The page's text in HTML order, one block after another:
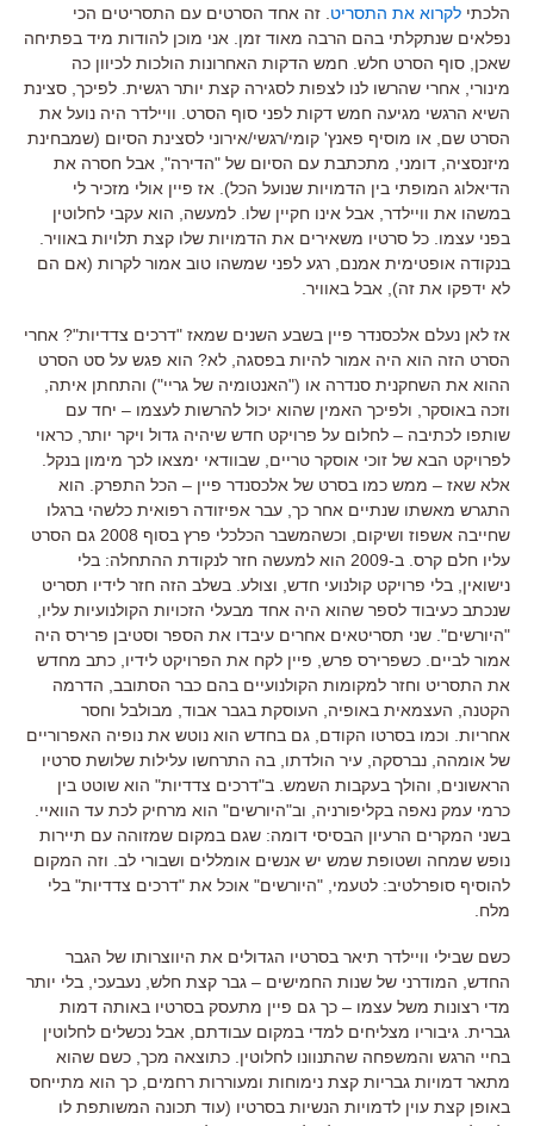
הלכתי לקרוא את התסריט. זה אחד הסרטים עם התסריטים הכי
נפלאים שנתקלתי בהם הרבה מאוד זמן. אני מוכן להודות מיד בפתיחה
שאכן, סוף הסרט חלש. חמש הדקות האחרונות הולכות לכיוון כה
מינורי, אחרי שהרשו לנו לצפות לסגירה קצת יותר רגשית. לפיכך, סצינת
השיא הרגשי מגיעה חמש דקות לפני סוף הסרט. וויילדר היה נועל את
הסרט שם, או מוסיף פאנץ' קומי/רגשי/אירוני לסצינת הסיום (שמבחינת
מיזנסציה, דומני, מתכתבת עם הסיום של "הדירה", אבל חסרה את
הדיאלוג המופתי בין הדמויות שנועל הכל). אז פיין אולי מזכיר לי
במשהו את וויילדר, אבל אינו חקיין שלו. למעשה, הוא עקבי לחלוטין
בפני עצמו. כל סרטיו משאירים את הדמויות שלו קצת תלויות באוויר.
בנקודה אופטימית אמנם, רגע לפני שמשהו טוב אמור לקרות (אם הם
לא ידפקו את זה), אבל באוויר.
אז לאן נעלם אלכסנדר פיין בשבע השנים שמאז "דרכים צדדיות"? אחרי
הסרט הזה הוא היה אמור להיות בפסגה, לא? הוא פגש על סט הסרט
ההוא את השחקנית סנדרה או ("האנטומיה של גריי") והתחתן איתה,
וזכה באוסקר, ולפיכך האמין שהוא יכול להרשות לעצמו – יחד עם
שותפו לכתיבה – לחלום על פרויקט חדש שיהיה גדול ויקר יותר, כראוי
לפרויקט הבא של זוכי אוסקר טריים, שבוודאי ימצאו לכך מימון בנקל.
אלא שאז – ממש כמו בסרט של אלכסנדר פיין – הכל התפרק. הוא
התגרש מאשתו שנתיים אחר כך, עבר אפיזודה רפואית כלשהי ברגלו
שחייבה אשפוז ושיקום, וכשהמשבר הכלכלי פרץ בסוף 2008 גם הסרט
עליו חלם קרס. ב-2009 הוא למעשה חזר לנקודת ההתחלה: בלי
נישואין, בלי פרויקט קולנועי חדש, וצולע. בשלב הזה חזר לידיו תסריט
שנכתב כעיבוד לספר שהוא היה אחד מבעלי הזכויות הקולנועיות עליו,
"היורשים". שני תסריטאים אחרים עיבדו את הספר וסטיבן פרירס היה
אמור לביים. כשפרירס פרש, פיין לקח את הפרויקט לידיו, כתב מחדש
את התסריט וחזר למקומות הקולנועיים בהם כבר הסתובב, הדרמה
הקטנה, העצמאית באופיה, העוסקת בגבר אבוד, מבולבל וחסר
אחריות. וכמו בסרטו הקודם, גם בחדש הוא נוטש את נופיה האפרוריים
של אומהה, נברסקה, עיר הולדתו, בה התרחשו עלילות שלושת סרטיו
הראשונים, והולך בעקבות השמש. ב"דרכים צדדיות" הוא שוטט בין
כרמי עמק נאפה בקליפורניה, וב"היורשים" הוא מרחיק לכת עד הוואיי.
בשני המקרים הרעיון הבסיסי דומה: שגם במקום שמזוהה עם תיירות
נופש שמחה ושטופת שמש יש אנשים אומללים ושבורי לב. וזה המקום
להוסיף סופרלטיב: לטעמי, "היורשים" אוכל את "דרכים צדדיות" בלי
מלח.
כשם שבילי וויילדר תיאר בסרטיו הגדולים את היווצרותו של הגבר
החדש, המודרני של שנות החמישים – גבר קצת חלש, נעבעכי, בלי יותר
מדי רצונות משל עצמו – כך גם פיין מתעסק בסרטיו באותה דמות
גברית. גיבוריו מצליחים למדי במקום עבודתם, אבל נכשלים לחלוטין
בחיי הרגש והמשפחה שהתנוונו לחלוטין. כתוצאה מכך, כשם שהוא
מתאר דמויות גבריות קצת נימוחות ומעוררות רחמים, כך הוא מתייחס
באופן קצת עוין לדמויות הנשיות בסרטיו (עוד תכונה המשותפת לו